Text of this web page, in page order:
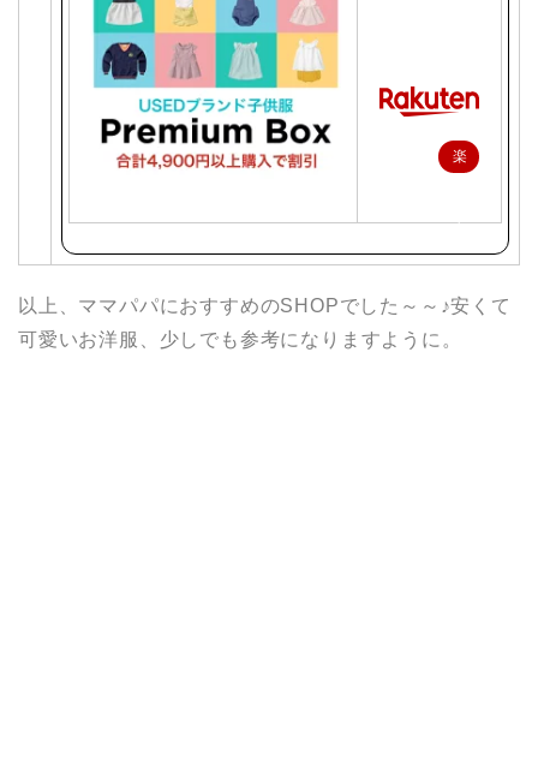
楽
で
購
以上、ママパパにおすすめのSHOPでした～～♪安くて
可愛いお洋服、少しでも参考になりますように。